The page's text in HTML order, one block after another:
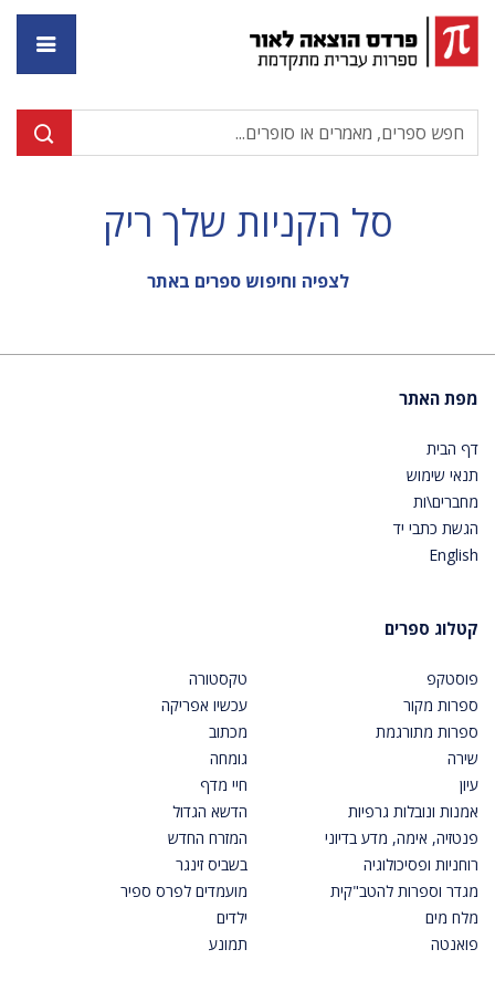
סל הקניות שלך ריק
לצפיה וחיפוש ספרים באתר
מפת האתר
דף הבית
תנאי שימוש
מחברים\ות
הגשת כתבי יד
English
קטלוג ספרים
פוסטקפ
ספרות מקור
ספרות מתורגמת
שירה
עיון
אמנות ונובלות גרפיות
פנטזיה, אימה, מדע בדיוני
רוחניות ופסיכולוגיה
מגדר וספרות להטב"קית
מלח מים
פואנטה
טקסטורה
עכשיו אפריקה
מכתוב
גומחה
חיי מדף
הדשא הגדול
המזרח החדש
בשביס זינגר
מועמדים לפרס ספיר
ילדים
תמונע